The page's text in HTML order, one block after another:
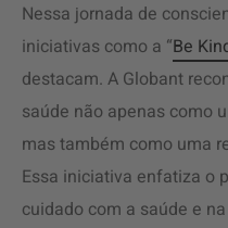
Nessa jornada de
iniciativas como a “Be
destacam. A Globant
saúde não apenas como
mas também como uma
Essa iniciativa enfatiza o
cuidado com a saúde e